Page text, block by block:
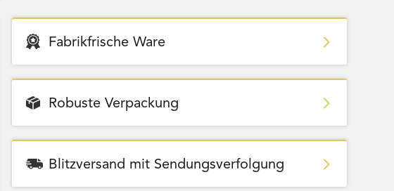
Fabrikfrische Ware
Robuste Verpackung
Blitzversand mit Sendungsverfolgung